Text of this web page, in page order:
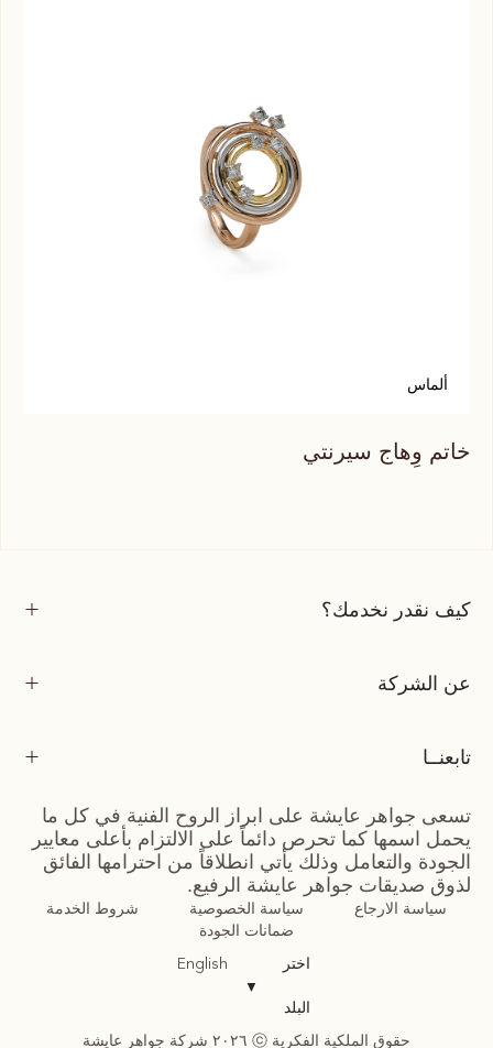
ألماس
خاتم وِهاج سيرنتي
كيف نقدر نخدمك؟
عن الشركة
تابعنــا
تسعى جواهر عايشة على ابراز الروح الفنية في كل ما
يحمل اسمها كما تحرص دائماً على الالتزام بأعلى معايير
الجودة والتعامل وذلك يأتي انطلاقاً من احترامها الفائق
لذوق صديقات جواهر عايشة الرفيع.
سياسة الارجاع سياسة الخصوصية
شروط الخدمة
ضمانات الجودة
اختر
البلد
▼
English
حقوق الملكية الفكرية ⓒ ٢٠٢٦ شركة جواهر عايشة